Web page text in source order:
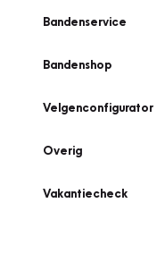
Bandenservice
Bandenshop
Velgenconfigurator
Overig
Vakantiecheck